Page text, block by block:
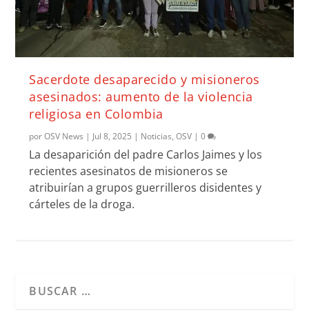
Sacerdote desaparecido y misioneros
asesinados: aumento de la violencia
religiosa en Colombia
porOSV News | Jul 8, 2025 | Noticias,OSV |0
La desaparición del padre Carlos Jaimes y los
recientes asesinatos de misioneros se
atribuirían a grupos guerrilleros disidentes y
cárteles de la droga.